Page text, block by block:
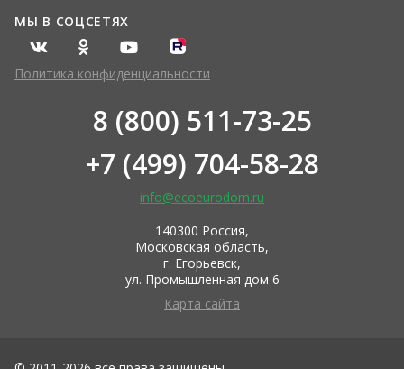
МЫ В СОЦСЕТЯХ
Политика конфиденциальности
8 (800) 511-73-25
+7 (499) 704-58-28
info@ecoeurodom.ru
140300 Россия,
Московская область,
г. Егорьевск,
ул. Промышленная дом 6
Карта сайта